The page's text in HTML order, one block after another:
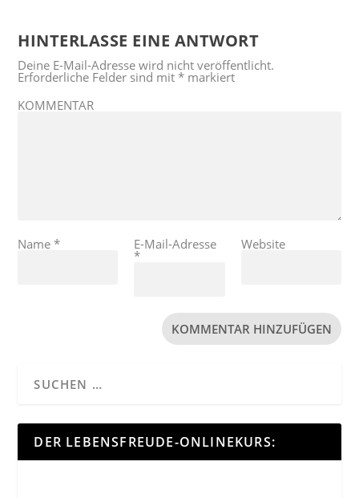
HINTERLASSE EINE ANTWORT
Deine E-Mail-Adresse wird nicht veröffentlicht.
Erforderliche Felder sind mit* markiert
KOMMENTAR
Name* E-Mail-Adresse
*
Website
DER LEBENSFREUDE-ONLINEKURS: